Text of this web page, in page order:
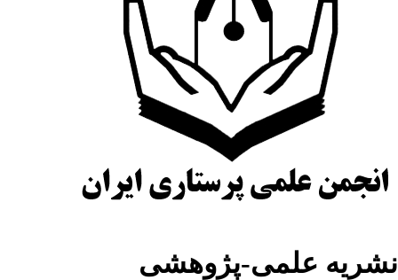
علمی-پژوهشی